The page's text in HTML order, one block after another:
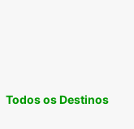
Todos os Destinos